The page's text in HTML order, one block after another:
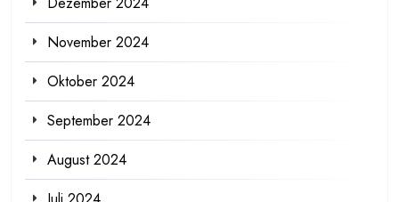
November 2024
Oktober 2024
September 2024
August 2024